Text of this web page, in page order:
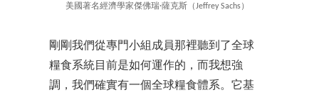
美國著名經濟學家傑佛瑞·薩克斯（Jeffrey Sachs）
剛剛我們從專門小組成員那裡聽到了全球
糧食系統目前是如何運作的，而我想強
調，我們確實有一個全球糧食體系。它基